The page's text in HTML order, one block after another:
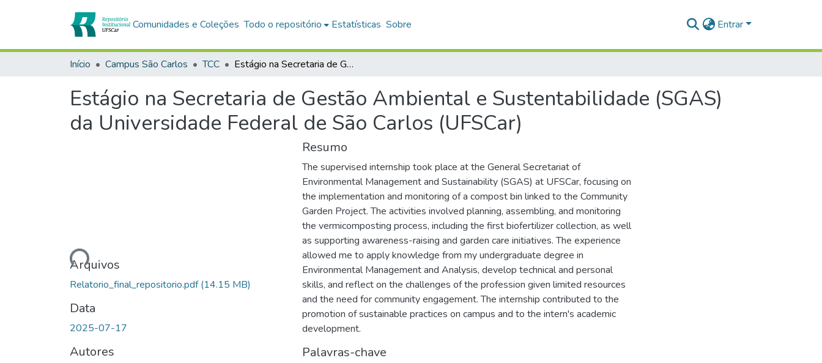
Comunidades e Coleções Todo o repositório Estatísticas Sobre Entrar
Início Campus São Carlos TCC Estágio na Secretaria de Gestão Ambiental e Sustentabilidade (SGAS) da Universidade Federal de São Carlos (UFSCar)
Estágio na Secretaria de Gestão Ambiental e Sustentabilidade (SGAS)
da Universidade Federal de São Carlos (UFSCar)
Carregando...
Arquivos
Relatorio_final_repositorio.pdf(14.15 MB)
Data
2025-07-17
Autores
Resumo
The supervised internship took place at the General Secretariat of
Environmental Management and Sustainability (SGAS) at UFSCar, focusing on
the implementation and monitoring of a compost bin linked to the Community
Garden Project. The activities involved planning, assembling, and monitoring
the vermicomposting process, including the first biofertilizer collection, as well
as supporting awareness-raising and garden care initiatives. The experience
allowed me to apply knowledge from my undergraduate degree in
Environmental Management and Analysis, develop technical and personal
skills, and reflect on the challenges of the profession given limited resources
and the need for community engagement. The internship contributed to the
promotion of sustainable practices on campus and to the intern's academic
development.
Palavras-chave